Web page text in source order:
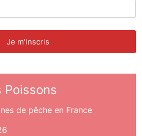
Poissons
de pêche en France